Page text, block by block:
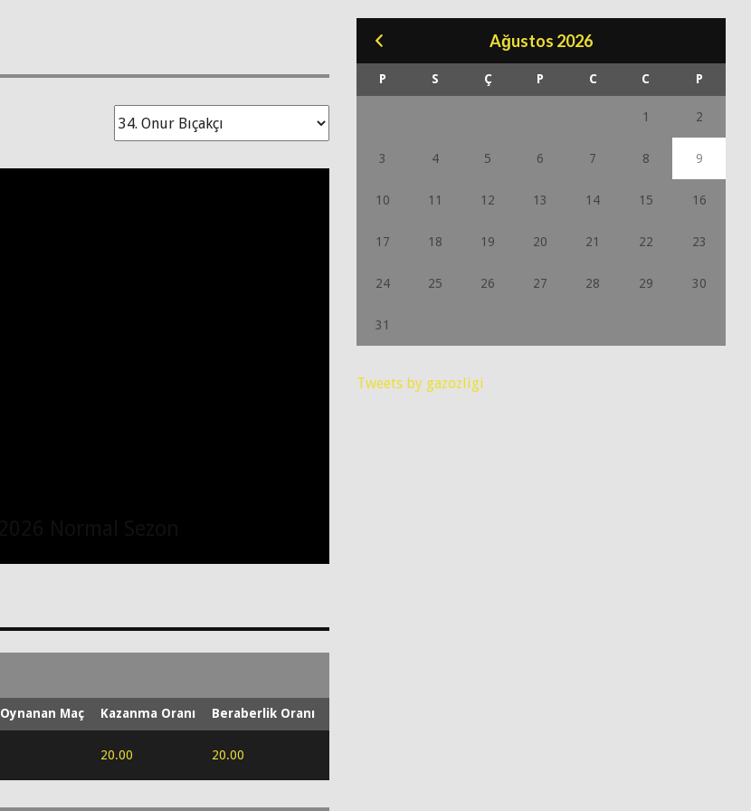
Oynanan Maç Kazanma Oranı Beraberlik Oranı
20.00 20.00
Ağustos 2026
P S Ç P C C P
1 2
3 4 5 6 7 8 9
10 11 12 13 14 15 16
17 18 19 20 21 22 23
24 25 26 27 28 29 30
31
Tweets by gazozligi